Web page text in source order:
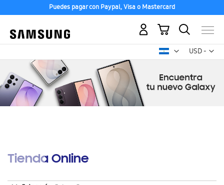
Puedes pagar con Paypal, Visa o Mastercard
USD -
dólar
Mi carrito
Tienda Online